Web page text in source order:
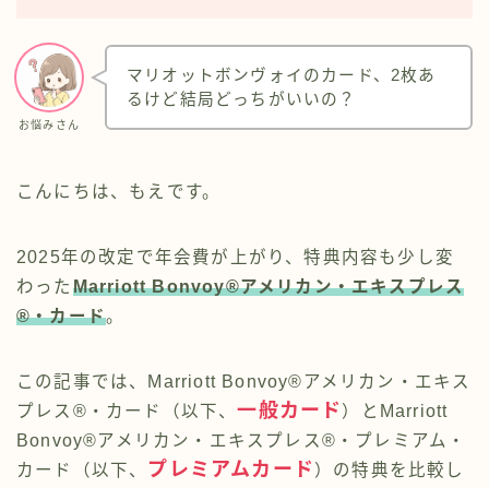
お悩みさん
マリオットボンヴォイのカード、2枚あ
るけど結局どっちがいいの？
こんにちは、もえです。
2025年の改定で年会費が上がり、特典内容も少し変
わった Marriott Bonvoy®アメリカン・エキスプレス
®・カード。
この記事では、Marriott Bonvoy®アメリカン・エキス
プレス®・カード（以下、一般カード ）とMarriott
Bonvoy®アメリカン・エキスプレス®・プレミアム・
カード（以下、 プレミアムカード ）の特典を比較し